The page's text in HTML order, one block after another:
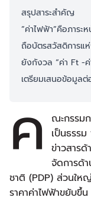
สรุปสาระสำคัญ
”ค่าไฟฟ้า”คือภาระ
ถือบัตรสวัสดิการแ
ยังกังวล “ค่า Ft -
เตรียมเสนอข้อมูล
ค
ณะกรรม
เป็นธรร
ข่าวสาร
จัดการด้
ชาติ (PDP) ส่วนให
ราคาค่าไฟฟ้าขยับขึ้น